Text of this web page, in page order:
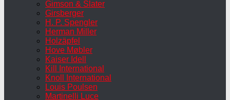
Gimson & Slater
Girsberger
H. P. Spengler
Herman Miller
Holzäpfel
Hove Møbler
Kaiser Idell
Kill International
Knoll International
Louis Poulsen
Martinelli Luce